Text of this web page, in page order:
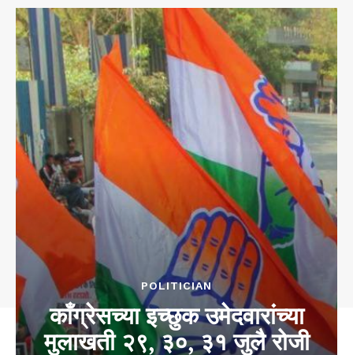
POLITICIAN
काँग्रेसच्या इच्छुक उमेदवारांच्या
मुलाखती २९, ३०, ३१ जुलै रोजी